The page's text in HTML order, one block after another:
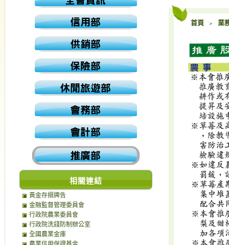
首頁 ﹥ 業
相關連結
黃金存摺牌告
金融監督管理委員會
行政院農業委員會
行政院洗錢防制辦公室
全國農業金庫